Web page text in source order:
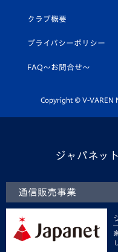
平和祈念活動
ホームタウン活動
スクール
ヴィヴィくんインスタ
公式LINE＠
クラブ概要
プライバシーポリシー
FAQ〜お問合せ〜
Copyright © V-VAREN
ジャパネッ
通信販売事業